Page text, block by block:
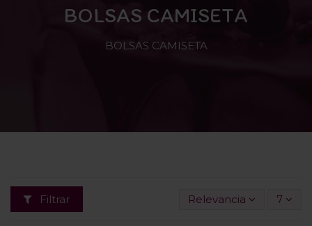
BOLSAS CAMISETA
BOLSAS CAMISETA
Filtrar Relevancia 7